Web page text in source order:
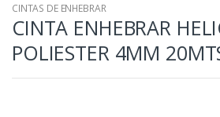
CINTAS DE ENHEBRAR
CINTA ENHEBRAR
POLIESTER 4MM